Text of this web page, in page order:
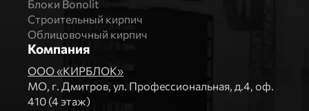
Блоки Bonolit
Строительный кирпич
Облицовочный кирпич
Компания
ООО «КИРБЛОК»
МO, г. Дмитров, ул. Профессиональная, д.4, оф.
410 (4 этаж)